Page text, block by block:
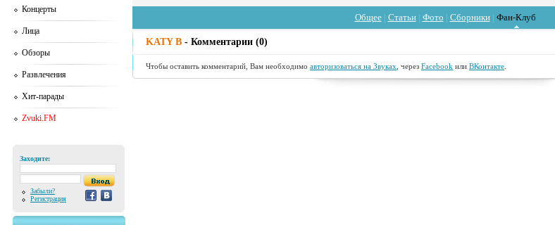
Концерты
Лица
Обзоры
Развлечения
Хит-парады
Zvuki.FM
Заходите:
Забыли?
Регистрация
Общее| Статьи| Фото Сборники| Фан-Клуб
KATY B - Комментарии (0)
Чтобы оставить комментарий, Вам необходимо авторизоваться на Звуках , через Facebook или ВКонтакте